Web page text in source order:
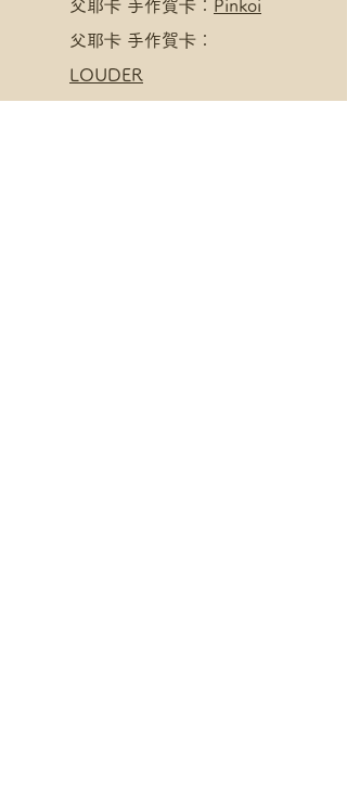
​父耶卡 手作賀卡： Pinkoi
父耶卡 手作賀卡：
LOUDER